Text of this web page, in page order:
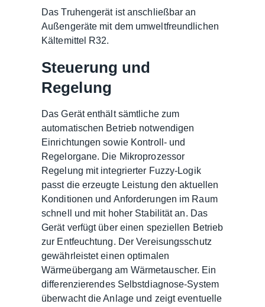
Das Truhengerät ist anschließbar an
Außengeräte mit dem umweltfreundlichen
Kältemittel R32.
Steuerung und
Regelung
Das Gerät enthält sämtliche zum
automatischen Betrieb notwendigen
Einrichtungen sowie Kontroll- und
Regelorgane. Die Mikroprozessor
Regelung mit integrierter Fuzzy-Logik
passt die erzeugte Leistung den aktuellen
Konditionen und Anforderungen im Raum
schnell und mit hoher Stabilität an. Das
Gerät verfügt über einen speziellen Betrieb
zur Entfeuchtung. Der Vereisungsschutz
gewährleistet einen optimalen
Wärmeübergang am Wärmetauscher. Ein
differenzierendes Selbstdiagnose-System
überwacht die Anlage und zeigt eventuelle